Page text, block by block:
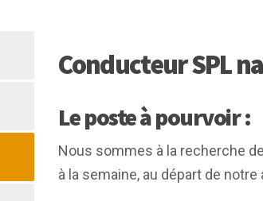
Conducteur SPL
Le poste à pourvoir :
Nous sommes à la recherche de
à la semaine, au départ de